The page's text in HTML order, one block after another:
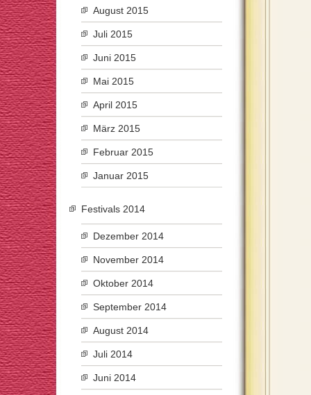
August 2015
Juli 2015
Juni 2015
Mai 2015
April 2015
März 2015
Februar 2015
Januar 2015
Festivals 2014
Dezember 2014
November 2014
Oktober 2014
September 2014
August 2014
Juli 2014
Juni 2014